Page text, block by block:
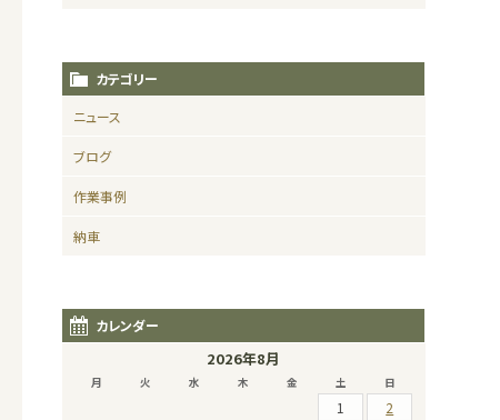
カテゴリー
ニュース
ブログ
作業事例
納車
カレンダー
2026年8月
月 火 水 木 金 土 日
1
2